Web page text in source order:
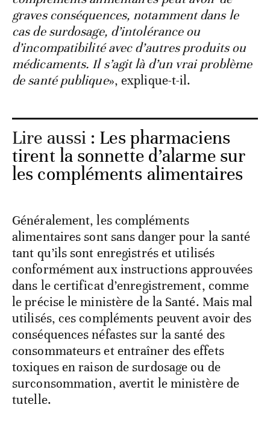
graves conséquences, notamment dans le
cas de surdosage, d’intolérance ou
d’incompatibilité avec d’autres produits ou
médicaments. Il s’agit là d’un vrai problème
de santé publique», explique-t-il.
Lire aussi : Les pharmaciens
tirent la sonnette d’alarme sur
les compléments alimentaires
Généralement, les compléments
alimentaires sont sans danger pour la santé
tant qu’ils sont enregistrés et utilisés
conformément aux instructions approuvées
dans le certificat d’enregistrement, comme
le précise le ministère de la Santé. Mais mal
utilisés, ces compléments peuvent avoir des
conséquences néfastes sur la santé des
consommateurs et entraîner des effets
toxiques en raison de surdosage ou de
surconsommation, avertit le ministère de
tutelle.